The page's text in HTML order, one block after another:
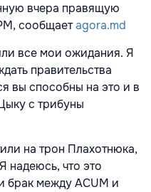
вчера правящую
сообщаетagora.md
все мои ожидания. Я
правительства
вы способны на это и в
с трибуны
на трон Плахотнюка,
надеюсь, что это
брак между ACUM и